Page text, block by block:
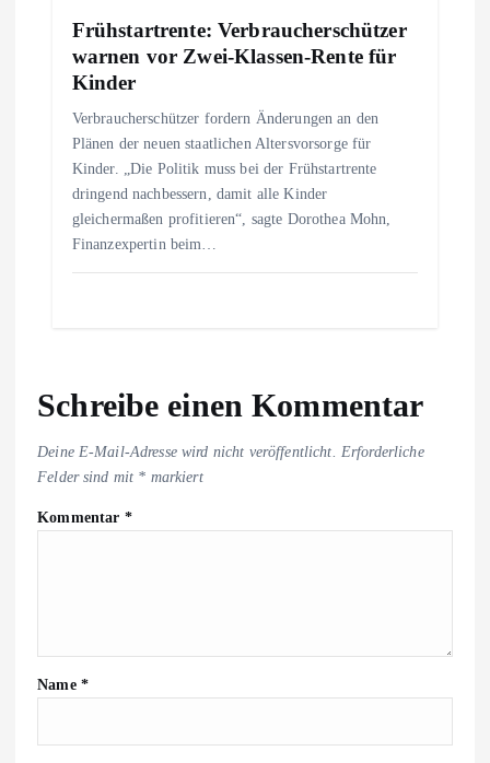
Frühstartrente: Verbraucherschützer
warnen vor Zwei-Klassen-Rente für
Kinder
Verbraucherschützer fordern Änderungen an den
Plänen der neuen staatlichen Altersvorsorge für
Kinder. „Die Politik muss bei der Frühstartrente
dringend nachbessern, damit alle Kinder
gleichermaßen profitieren“, sagte Dorothea Mohn,
Finanzexpertin beim…
Schreibe einen Kommentar
Deine E-Mail-Adresse wird nicht veröffentlicht.
Erforderliche
Felder sind mit * markiert
Kommentar *
Name *